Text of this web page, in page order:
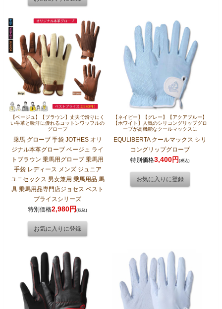
【ベージュ】【ブラウン】丈夫で滑りにく
い牛革と吸汗に優れるコットンワッフルの
グローブ
乗馬 グローブ 手袋 JOTHES オリ
ジナル本革グローブ ベージュ ライ
トブラウン 乗馬用グローブ 乗馬用
手袋 レディース メンズ ジュニア
ユニセックス 男女兼用 乗馬用品 馬
具 乗馬用品専門店ジョセス ベスト
プライスシリーズ
特別価格2,980円(税込)
【ネイビー】【グレー】【アクアブルー】
【ホワイト】人気のシリコングリップグロ
ーブが高機能なクールマックスに
EQULIBERTA クールマックス シリ
コングリップグローブ
特別価格3,400円(税込)